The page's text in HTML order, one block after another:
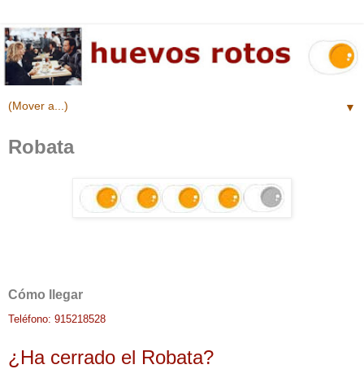
▼
Robata
Cómo llegar
Teléfono: 915218528
¿Ha cerrado el Robata?